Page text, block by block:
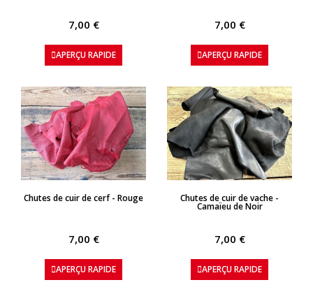
7,00 €
APERÇU RAPIDE
7,00 €
APERÇU RAPIDE
APERÇU RAPIDE
Chutes de cuir de cerf - Rouge
7,00 €
APERÇU RAPIDE
APERÇU RAPIDE
Chutes de cuir de vache -
Camaïeu de Noir
7,00 €
APERÇU RAPIDE